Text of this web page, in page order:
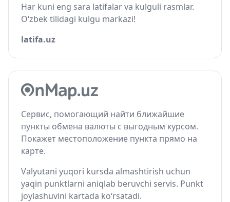
Har kuni eng sara latifalar va kulguli rasmlar.
O‘zbek tilidagi kulgu markazi!
latifa.uz
Сервис, помогающий найти ближайшие
пункты обмена валюты с выгодным курсом.
Покажет местоположение пункта прямо на
карте.
Valyutani yuqori kursda almashtirish uchun
yaqin punktlarni aniqlab beruvchi servis. Punkt
joylashuvini kartada ko‘rsatadi.